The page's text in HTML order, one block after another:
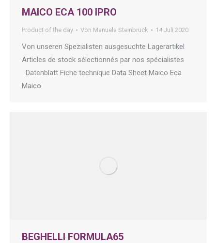
MAICO ECA 100 IPRO
Product of the day Von Manuela Steinbrück 14 Juli 2020
Von unseren Spezialisten ausgesuchte Lagerartikel
Articles de stock sélectionnés par nos spécialistes
Datenblatt Fiche technique Data Sheet Maico Eca
Maico
BEGHELLI FORMULA65